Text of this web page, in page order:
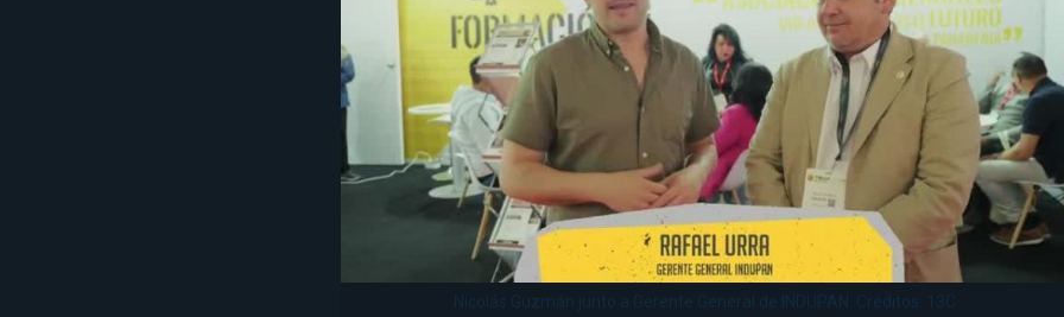
Nicolás Guzmán junto a Gerente General de INDUPAN. Créditos: 13C